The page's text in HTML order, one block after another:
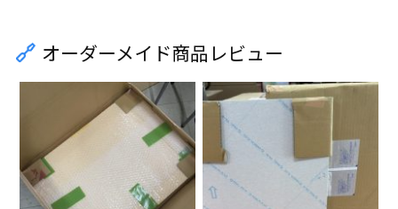
オーダーメイド商品レビュー